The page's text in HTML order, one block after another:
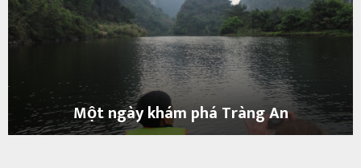
Một ngày khám phá Tràng An